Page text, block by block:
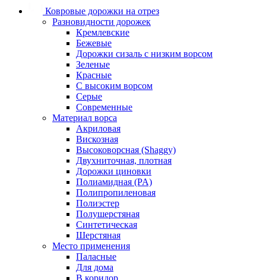
Ковровые дорожки на отрез
Разновидности дорожек
Кремлевские
Бежевые
Дорожки сизаль с низким ворсом
Зеленые
Красные
С высоким ворсом
Серые
Современные
Материал ворса
Акриловая
Вискозная
Высоковорсная (Shaggy)
Двухниточная, плотная
Дорожки циновки
Полиамидная (PA)
Полипропиленовая
Полиэстер
Полушерстяная
Синтетическая
Шерстяная
Место применения
Паласные
Для дома
В коридор